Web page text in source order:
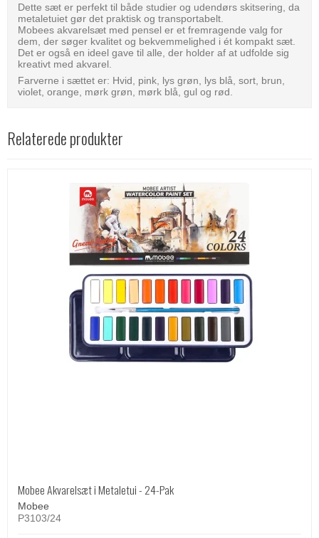
Dette sæt er perfekt til både studier og udendørs skitsering, da
metaletuiet gør det praktisk og transportabelt.
Mobees akvarelsæt med pensel er et fremragende valg for
dem, der søger kvalitet og bekvemmelighed i ét kompakt sæt.
Det er også en ideel gave til alle, der holder af at udfolde sig
kreativt med akvarel.
Farverne i sættet er: Hvid, pink, lys grøn, lys blå, sort, brun,
violet, orange, mørk grøn, mørk blå, gul og rød.
Relaterede produkter
Mobee Akvarelsæt i Metaletui - 24-Pak
Mobee
P3103/24